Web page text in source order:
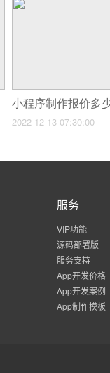
2022-12-13 07:30:00
服务
VIP功能
源码部署版
服务支持
App开发价格
App开发案例
App制作模板